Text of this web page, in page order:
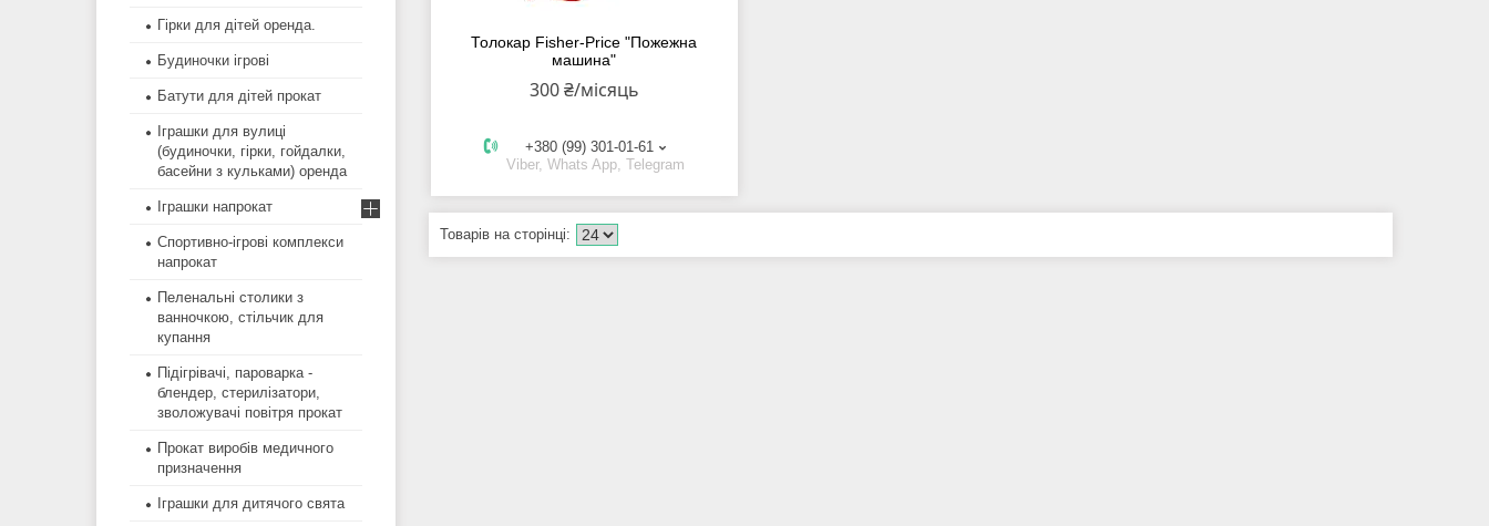
Толокар Fisher-Price "Пожежна
машина"
300 ₴/місяць
+380 (99) 301-01-61
Viber, Whats App, Telegram
Гірки для дітей оренда.
Будиночки ігрові
Батути для дітей прокат
Іграшки для вулиці
(будиночки, гірки, гойдалки,
басейни з кульками) оренда
Іграшки напрокат
Спортивно-ігрові комплекси
напрокат
Пеленальні столики з
ванночкою, стільчик для
купання
Підігрівачі, пароварка -
блендер, стерилізатори,
зволожувачі повітря прокат
Прокат виробів медичного
призначення
Іграшки для дитячого свята